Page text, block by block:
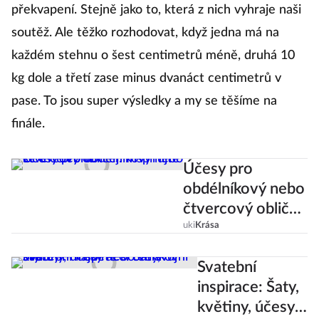
překvapení. Stejně jako to, která z nich vyhraje naši
soutěž. Ale těžko rozhodovat, když jedna má na
každém stehnu o šest centimetrů méně, druhá 10
kg dole a třetí zase minus dvanáct centimetrů v
pase. To jsou super výsledky a my se těšíme na
finále.
Účesy pro
obdélníkový nebo
čtvercový obličej:
Inspirujte se u
ukiKrása
Svatební
inspirace: Šaty,
květiny, účesy